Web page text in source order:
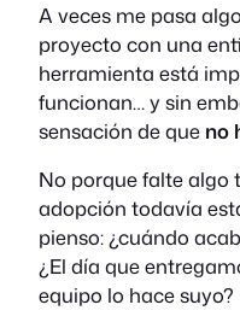
A veces me pasa
proyecto con una
herramienta está
funcionan… y sin
sensación de que no
No porque falte algo
adopción todavía
pienso: ¿cuándo
¿El día que
equipo lo hace suyo?